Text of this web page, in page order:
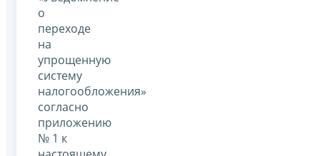
о
переходе
на
упрощенную
систему
налогообложения»
согласно
приложению
№ 1 к